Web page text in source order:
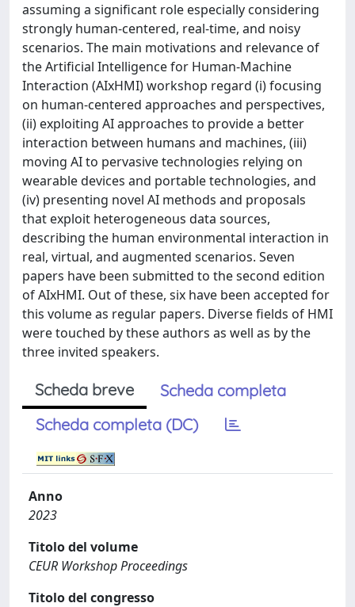
assuming a significant role especially considering
strongly human-centered, real-time, and noisy
scenarios. The main motivations and relevance of
the Artificial Intelligence for Human-Machine
Interaction (AIxHMI) workshop regard (i) focusing
on human-centered approaches and perspectives,
(ii) exploiting AI approaches to provide a better
interaction between humans and machines, (iii)
moving AI to pervasive technologies relying on
wearable devices and portable technologies, and
(iv) presenting novel AI methods and proposals
that exploit heterogeneous data sources,
describing the human environmental interaction in
real, virtual, and augmented scenarios. Seven
papers have been submitted to the second edition
of AIxHMI. Out of these, six have been accepted for
this volume as regular papers. Diverse fields of HMI
were touched by these authors as well as by the
three invited speakers.
Scheda breve
Scheda completa
Scheda completa (DC)
Anno
2023
Titolo del volume
CEUR Workshop Proceedings
Titolo del congresso